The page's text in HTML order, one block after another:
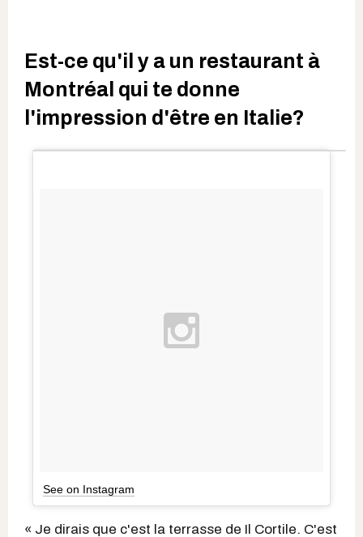
Est-ce qu'il y a un restaurant à
Montréal qui te donne
l'impression d'être en Italie?
See on Instagram
« Je dirais que c'est la terrasse de Il Cortile. C'est